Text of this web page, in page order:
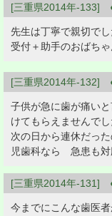
[三重県2014年-133]
先生は丁寧で親切で
受付＋助手のおばち
[三重県2014年-132]
子供が急に歯が痛い
けてもらえませんでし
次の日から連休だっ
児歯科なら 急患も対
[三重県2014年-131]
今までにこんな歯医